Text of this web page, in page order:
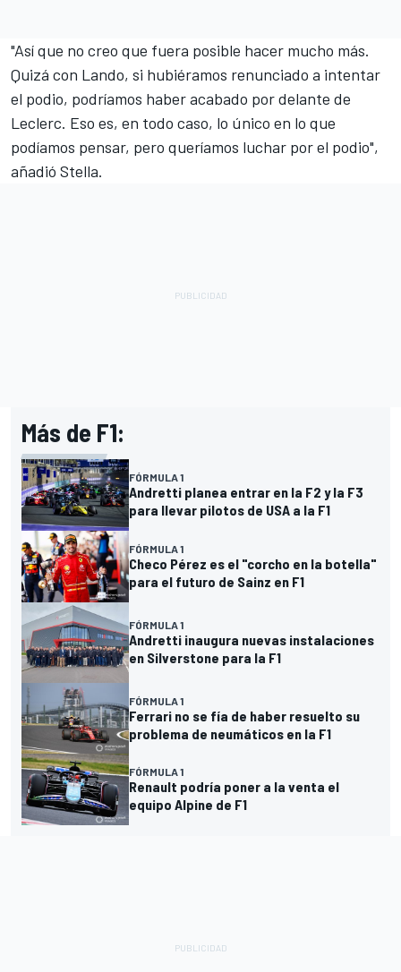
"Así que no creo que fuera posible hacer mucho más.
Quizá con Lando, si hubiéramos renunciado a intentar
el podio, podríamos haber acabado por delante de
Leclerc. Eso es, en todo caso, lo único en lo que
podíamos pensar, pero queríamos luchar por el podio",
añadió Stella.
Más de F1:
FÓRMULA 1
Andretti planea entrar en la F2 y la F3
para llevar pilotos de USA a la F1
FÓRMULA 1
Checo Pérez es el "corcho en la botella"
para el futuro de Sainz en F1
FÓRMULA 1
Andretti inaugura nuevas instalaciones
en Silverstone para la F1
FÓRMULA 1
Ferrari no se fía de haber resuelto su
problema de neumáticos en la F1
FÓRMULA 1
Renault podría poner a la venta el
equipo Alpine de F1